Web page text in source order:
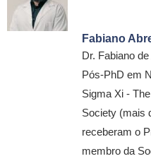
Fabiano
Dr. Fabiano
Pós-PhD em
Sigma Xi -
Society (mais
receberam o
membro da